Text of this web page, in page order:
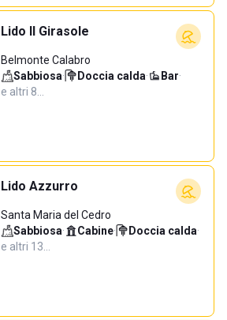
Lido Il Girasole
Belmonte Calabro
Sabbiosa· Doccia calda· Bar·
e altri 8…
Lido Azzurro
Santa Maria del Cedro
Sabbiosa· Cabine· Doccia calda·
e altri 13…